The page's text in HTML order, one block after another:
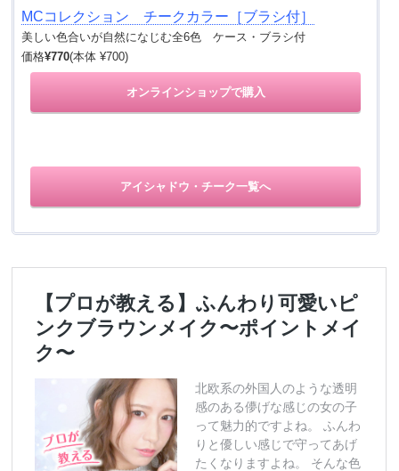
MCコレクション チークカラー［ブラシ付］
美しい色合いが自然になじむ全6色 ケース・ブラシ付
価格¥770(本体 ¥700)
オンラインショップで購入
アイシャドウ・チーク一覧へ